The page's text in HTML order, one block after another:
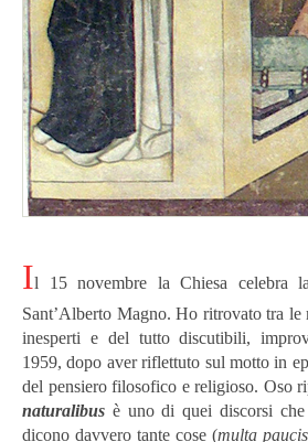
Il 15 novembre la Chiesa celebra
Sant’Alberto Magno. Ho ritrovato tra le
inesperti e del tutto discutibili,
1959, dopo aver riflettuto sul motto in
del pensiero filosofico e religioso. Oso
naturalibus è uno di quei discorsi
dicono davvero tante cose (multa paucis